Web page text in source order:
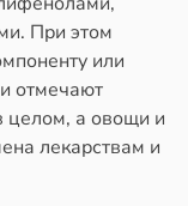
При этом
или
отмечают
целом, а овощи и
лекарствам и